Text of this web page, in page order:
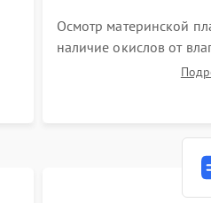
Осмотр материнской
наличие окислов от
сопротивлений и